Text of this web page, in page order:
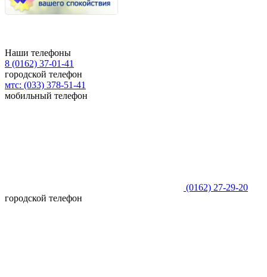
Наши телефоны
8 (0162) 37-01-41
городской телефон
мтс: (033) 378-51-41
мобильный телефон
(0162) 27-29-20
городской телефон